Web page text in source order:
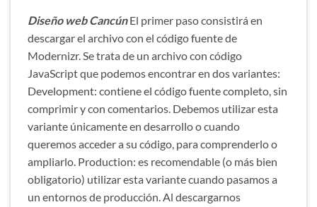
Diseño web CancúnEl primer paso consistirá en
descargar el archivo con el código fuente de
Modernizr. Se trata de un archivo con código
JavaScript que podemos encontrar en dos variantes:
Development: contiene el código fuente completo, sin
comprimir y con comentarios. Debemos utilizar esta
variante únicamente en desarrollo o cuando
queremos acceder a su código, para comprenderlo o
ampliarlo. Production: es recomendable (o más bien
obligatorio) utilizar esta variante cuando pasamos a
un entornos de producción. Al descargarnos